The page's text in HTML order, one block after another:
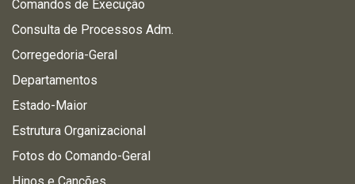
Comandos de Execução
Consulta de Processos Adm.
Corregedoria-Geral
Departamentos
Estado-Maior
Estrutura Organizacional
Fotos do Comando-Geral